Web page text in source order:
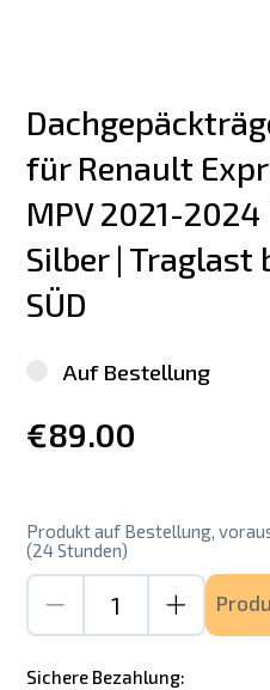
für Renault
MPV 2021-
Silber | Traglast
SÜD
Auf Bestellung
€89.00
Produkt auf Bestellung,
(24 Stunden)
Sichere Bezahlung: